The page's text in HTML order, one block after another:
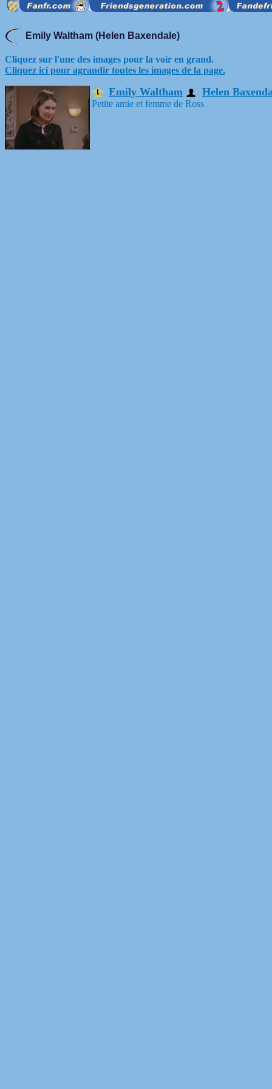
Emily Waltham (Helen Baxendale)
Cliquez sur l'une des images pour la voir en grand.
Cliquez ici pour agrandir toutes les images de la page.
Emily Waltham Helen
Petite amie et femme de Ross